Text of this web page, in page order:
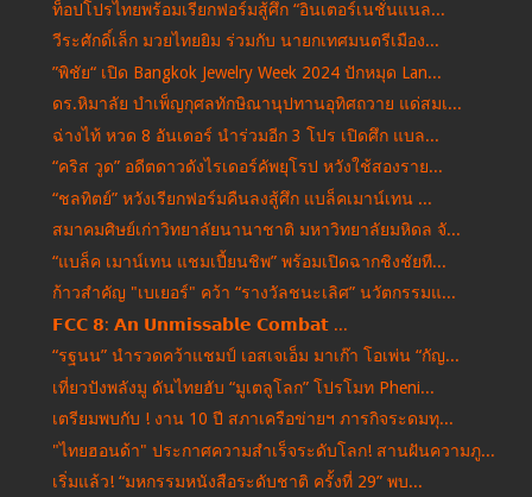
ท็อปโปรไทยพร้อมเรียกฟอร์มสู้ศึก “อินเตอร์เนชั่นแนล...
วีระศักดิ์เล็ก มวยไทยยิม ร่วมกับ นายกเทศมนตรีเมือง...
”พิชัย“ เปิด Bangkok Jewelry Week 2024 ปักหมุด Lan...
ดร.หิมาลัย บำเพ็ญกุศลทักษิณานุปทานอุทิศถวาย แด่สมเ...
ฉ่างไท้ หวด 8 อันเดอร์ นำร่วมอีก 3 โปร เปิดศึก แบล...
“คริส วูด” อดีตดาวดังไรเดอร์คัพยุโรป หวังใช้สองราย...
“ชลทิตย์” หวังเรียกฟอร์มคืนลงสู้ศึก แบล็คเมาน์เทน ...
สมาคมศิษย์เก่าวิทยาลัยนานาชาติ มหาวิทยาลัยมหิดล จั...
“แบล็ค เมาน์เทน แชมเปี้ยนชิพ” พร้อมเปิดฉากชิงชัยที...
ก้าวสำคัญ "เบเยอร์" คว้า “รางวัลชนะเลิศ” นวัตกรรมแ...
𝗙𝗖𝗖 𝟴: 𝗔𝗻 𝗨𝗻𝗺𝗶𝘀𝘀𝗮𝗯𝗹𝗲 𝗖𝗼𝗺𝗯𝗮𝘁 ...
“รฐนน” นำรวดคว้าแชมป์ เอสเจเอ็ม มาเก๊า โอเพ่น “กัญ...
เที่ยวปังพลังมู ดันไทยฮับ “มูเตลูโลก” โปรโมท Pheni...
เตรียมพบกับ ! งาน 10 ปี สภาเครือข่ายฯ ภารกิจระดมทุ...
"ไทยฮอนด้า" ประกาศความสำเร็จระดับโลก! สานฝันความภู...
เริ่มแล้ว! “มหกรรมหนังสือระดับชาติ ครั้งที่ 29” พบ...